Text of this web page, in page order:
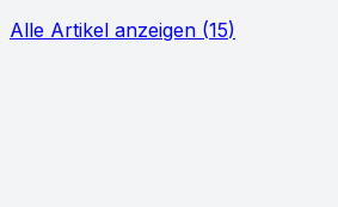
Alle Artikel anzeigen (15)